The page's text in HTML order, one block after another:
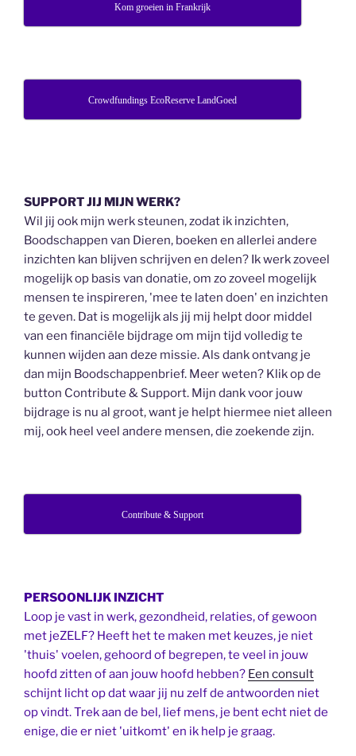
Kom groeien in Frankrijk
Crowdfundings EcoReserve LandGoed
SUPPORT JIJ MIJN WERK?
Wil jij ook mijn werk steunen, zodat ik inzichten,
Boodschappen van Dieren, boeken en allerlei andere
inzichten kan blijven schrijven en delen? Ik werk zoveel
mogelijk op basis van donatie, om zo zoveel mogelijk
mensen te inspireren, 'mee te laten doen' en inzichten
te geven. Dat is mogelijk als jij mij helpt door middel
van een financiële bijdrage om mijn tijd volledig te
kunnen wijden aan deze missie. Als dank ontvang je
dan mijn Boodschappenbrief. Meer weten? Klik op de
button Contribute & Support. Mijn dank voor jouw
bijdrage is nu al groot, want je helpt hiermee niet alleen
mij, ook heel veel andere mensen, die zoekende zijn.
Contribute & Support
PERSOONLIJK INZICHT
Loop je vast in werk, gezondheid, relaties, of gewoon
met jeZELF? Heeft het te maken met keuzes, je niet
'thuis' voelen, gehoord of begrepen, te veel in jouw
hoofd zitten of aan jouw hoofd hebben? Een consult
schijnt licht op dat waar jij nu zelf de antwoorden niet
op vindt. Trek aan de bel, lief mens, je bent echt niet de
enige, die er niet 'uitkomt' en ik help je graag.